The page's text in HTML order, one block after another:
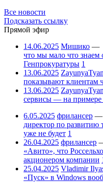
Все новости
Подсказать ссылку
Прямой эфир
14.06.2025 Мишико —
что мы мало что знаем
Генпрокуратуры 1
13.06.2025 ZayunyaTyan
показывают клиентам
13.06.2025 ZayunyaTyan
сервисы — на примере
6.05.2025 фрилансер —
директор по развитию
уже не будет 1
26.04.2025 фрилансер
«Авито», что
акционером компании
25.04.2025 Vladimir
«Пуск» в Windows